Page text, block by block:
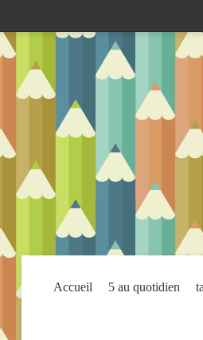
Accueil 5 au quotidien